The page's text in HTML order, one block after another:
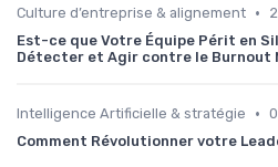
Culture d’entreprise & alignement •
Est-ce que Votre Équipe Périt en
Détecter et Agir contre le Burnout
Intelligence Artificielle & stratégie •
Comment Révolutionner votre